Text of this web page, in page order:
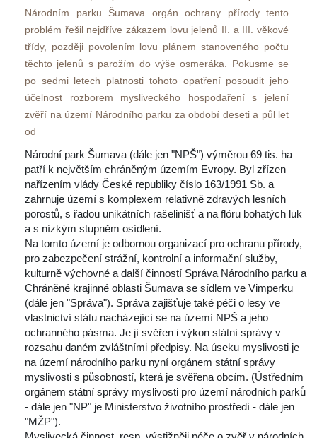
Národním parku Šumava orgán ochrany přírody tento
problém řešil nejdříve zákazem lovu jelenů II. a III. věkové
třídy, později povolením lovu plánem stanoveného počtu
těchto jelenů s parožím do výše osmeráka. Pokusme se
po sedmi letech platnosti tohoto opatření posoudit jeho
účelnost rozborem mysliveckého hospodaření s jelení
zvěří na území Národního parku za období deseti a půl let
od
Národní park Šumava (dále jen "NPŠ") výměrou 69 tis. ha
patří k největším chráněným územím Evropy. Byl zřízen
nařízením vlády České republiky číslo 163/1991 Sb. a
zahrnuje území s komplexem relativně zdravých lesních
porostů, s řadou unikátních rašelinišť a na flóru bohatých luk
a s nízkým stupněm osídlení.
Na tomto území je odbornou organizací pro ochranu přírody,
pro zabezpečení strážní, kontrolní a informační služby,
kulturně výchovné a další činností Správa Národního parku a
Chráněné krajinné oblasti Šumava se sídlem ve Vimperku
(dále jen "Správa"). Správa zajišťuje také péči o lesy ve
vlastnictví státu nacházející se na území NPŠ a jeho
ochranného pásma. Je jí svěřen i výkon státní správy v
rozsahu daném zvláštními předpisy. Na úseku myslivosti je
na území národního parku nyní orgánem státní správy
myslivosti s působností, která je svěřena obcím. (Ústředním
orgánem státní správy myslivosti pro území národních parků
- dále jen "NP" je Ministerstvo životního prostředí - dále jen
"MŽP").